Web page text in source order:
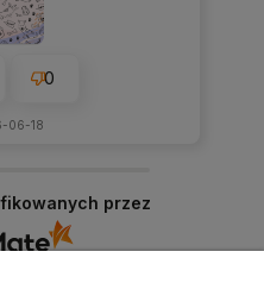
0
06-18
przez